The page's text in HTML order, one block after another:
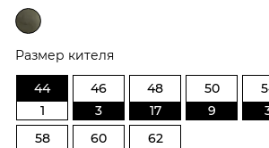
Размер кителя
44
1
46
3
48
17
50
9
58
60
62